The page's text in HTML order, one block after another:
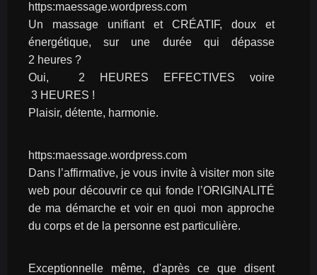
https:maessage.wordpress.com
Un massage unifiant et CRÉATIF, doux et
énergétique, sur une durée qui dépasse
2 heures ?
Oui,  2 HEURES EFFECTIVES voire
3 HEURES !
Plaisir, détente, harmonie.
https:maessage.wordpress.com
Dans l’affirmative, je vous invite à visiter mon site
web pour découvrir ce qui fonde l’ORIGINALITÉ
de ma démarche et voir en quoi mon approche
du corps et de la personne est particulière.
Exceptionnelle même, d'après ce que disent